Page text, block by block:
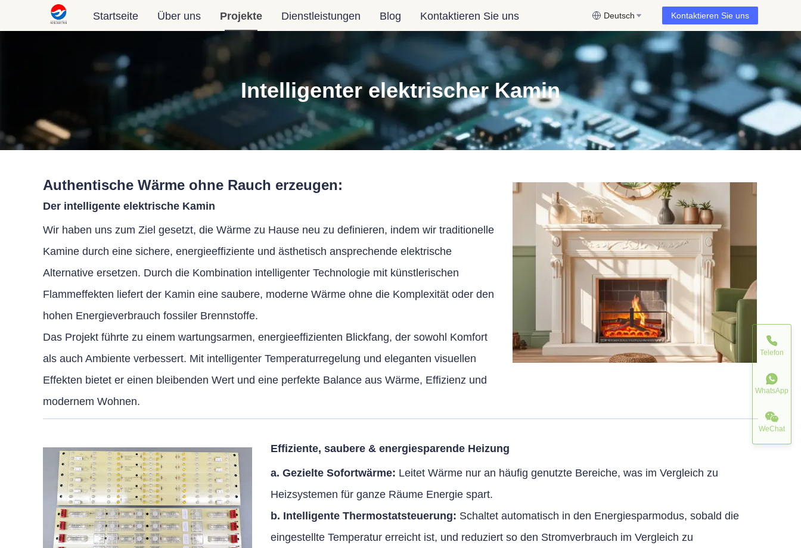
Startseite Über uns Projekte Dienstleistungen Blog Kontaktieren Sie uns Deutsch Kontaktieren Sie uns
Intelligenter elektrischer Kamin
Authentische Wärme ohne Rauch erzeugen:
Wir haben uns zum Ziel gesetzt, die Wärme zu Hause neu zu definieren, indem wir traditionelle
Kamine durch eine sichere, energieeffiziente und ästhetisch ansprechende elektrische
Alternative ersetzen. Durch die Kombination intelligenter Technologie mit künstlerischen
Flammeffekten liefert der Kamin eine saubere, moderne Wärme ohne die Komplexität oder den
hohen Energieverbrauch fossiler Brennstoffe.
Das Projekt führte zu einem wartungsarmen, energieeffizienten Blickfang, der sowohl Komfort
als auch Ambiente verbessert. Mit intelligenter Temperaturregelung und eleganten visuellen
Effekten bietet er einen bleibenden Wert und eine perfekte Balance aus Wärme, Effizienz und
modernem Wohnen.
Der intelligente elektrische Kamin
Effiziente, saubere & energiesparende Heizung
a. Gezielte Sofortwärme: Leitet Wärme nur an häufig genutzte Bereiche, was im Vergleich zu
Heizsystemen für ganze Räume Energie spart.
b. Intelligente Thermostatsteuerung: Schaltet automatisch in den Energiesparmodus, sobald die
eingestellte Temperatur erreicht ist, und reduziert so den Stromverbrauch im Vergleich zu
Telefon
WhatsApp
WeChat